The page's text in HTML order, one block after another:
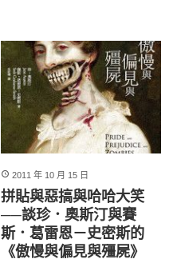
2011 年 10 月 15 日
拼貼與惡搞與哈哈大笑
──談珍．奧斯汀與賽
斯．葛雷恩－史密斯的
《傲慢與偏見與殭屍》